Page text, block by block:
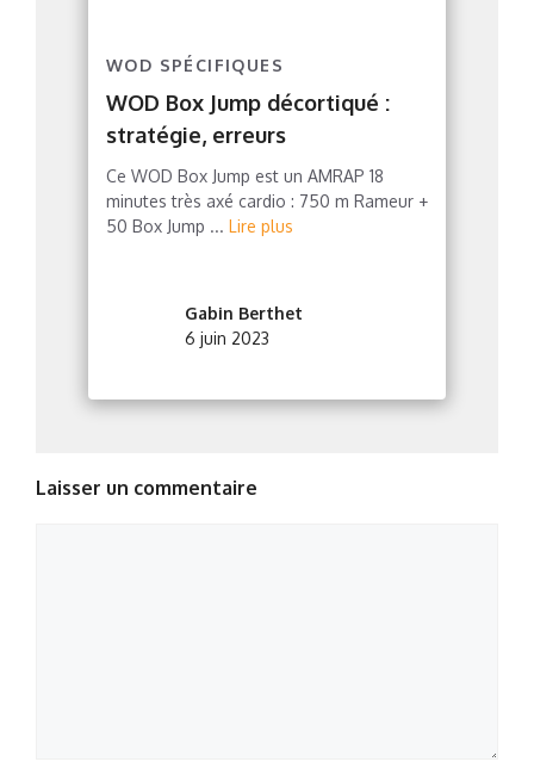
WOD SPÉCIFIQUES
WOD Box Jump décortiqué :
stratégie, erreurs
Ce WOD Box Jump est un AMRAP 18
minutes très axé cardio : 750 m Rameur +
50 Box Jump ... Lire plus
Gabin Berthet
6 juin 2023
Laisser un commentaire